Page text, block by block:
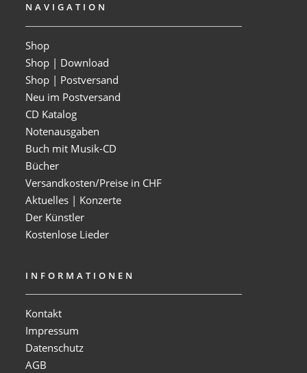
NAVIGATION
Shop
Shop | Download
Shop | Postversand
Neu im Postversand
CD Katalog
Notenausgaben
Buch mit Musik-CD
Bücher
Versandkosten/Preise in CHF
Aktuelles | Konzerte
Der Künstler
Kostenlose Lieder
INFORMATIONEN
Kontakt
Impressum
Datenschutz
AGB